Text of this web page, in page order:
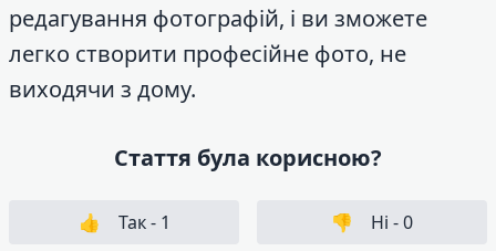
редагування фотографій, і ви зможете
легко створити професійне фото, не
виходячи з дому.
Стаття була корисною?
👍 Так - 1 👎 Ні -0